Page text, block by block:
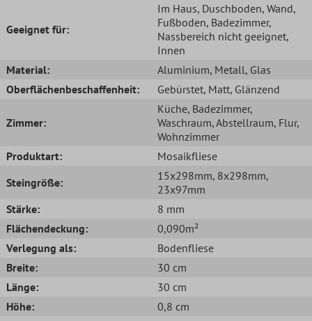
Geeignet für:
Im Haus, Duschboden, Wand,
Fußboden, Badezimmer,
Nassbereich nicht geeignet,
Innen
Material:
Aluminium, Metall, Glas
Oberflächenbeschaffenheit:
Gebürstet, Matt, Glänzend
Zimmer:
Küche, Badezimmer,
Waschraum, Abstellraum, Flur,
Wohnzimmer
Produktart:
Mosaikfliese
Steingröße:
15x298mm, 8x298mm,
23x97mm
Stärke:
8 mm
Flächendeckung:
0,090m²
Verlegung als:
Bodenfliese
Breite:
30 cm
Länge:
30 cm
Höhe:
0,8 cm